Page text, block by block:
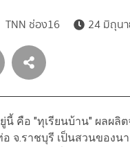
TNN ช่อง16 24 มิถุน
นี้ คือ "ทุเรียนบ้าน" ผลผลิ
อ จ.ราชบุรี เป็นสวนของน